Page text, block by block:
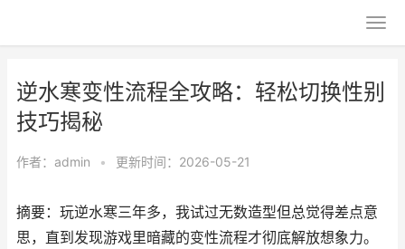
逆水寒变性流程全攻略：轻松切换性别
技巧揭秘
作者： admin • 更新时间：2026-05-21
摘要：玩逆水寒三年多，我试过无数造型但总觉得差点意
思，直到发现游戏里暗藏的变性流程才彻底解放想象力。